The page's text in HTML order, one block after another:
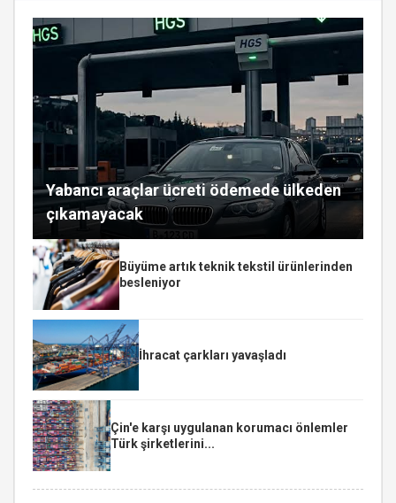
Yabancı araçlar ücreti ödemede ülkeden
çıkamayacak
Büyüme artık teknik tekstil ürünlerinden
besleniyor
İhracat çarkları yavaşladı
Çin'e karşı uygulanan korumacı önlemler
Türk şirketlerini...